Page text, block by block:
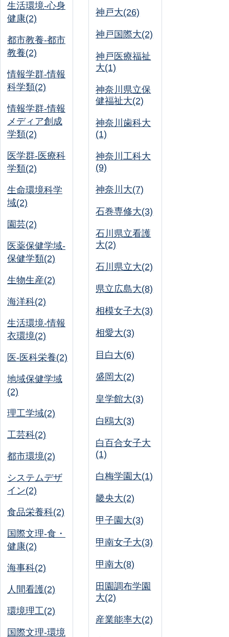
生活環境-心身
健康(2)
都市教養-都市
教養(2)
情報学群-情報
科学類(2)
情報学群-情報
メディア創成
学類(2)
医学群-医療科
学類(2)
生命環境科学
域(2)
園芸(2)
医薬保健学域-
保健学類(2)
生物生産(2)
海洋科(2)
生活環境-情報
衣環境(2)
医-医科栄養(2)
地域保健学域
(2)
理工学域(2)
工芸科(2)
都市環境(2)
システムデザ
イン(2)
食品栄養科(2)
国際文理-食・
健康(2)
海事科(2)
人間看護(2)
環境理工(2)
国際文理-環境
神戸大(26)
神戸国際大(2)
神戸医療福祉
大(1)
神奈川県立保
健福祉大(2)
神奈川歯科大
(1)
神奈川工科大
(9)
神奈川大(7)
石巻専修大(3)
石川県立看護
大(2)
石川県立大(2)
県立広島大(8)
相模女子大(3)
相愛大(3)
目白大(6)
盛岡大(2)
皇学館大(3)
白鴎大(3)
白百合女子大
(1)
白梅学園大(1)
畿央大(2)
甲子園大(3)
甲南女子大(3)
甲南大(8)
田園調布学園
大(2)
産業能率大(2)